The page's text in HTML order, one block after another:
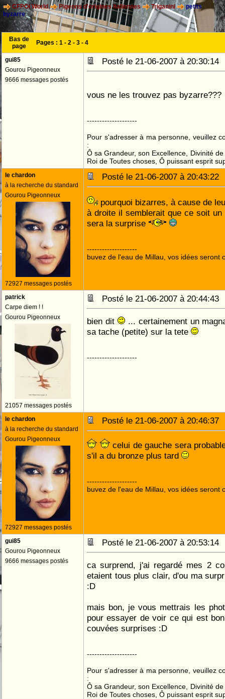
CFPOI World Pigeons d'origines Italiennes Triganini
petits
byzarre
Bas de
page
Pages : 1 - 2 - 3 - 4
gui85
Gourou Pigeonneux
9666 messages postés
Posté le 21-06-2007 à
vous ne les trouvez pas byzarre???
--------------------
Pour s'adresser à ma personne, veuillez
:
Ô sa Grandeur, son Excellence, Divinité
Roi de Toutes choses, Ô puissant esprit
le chardon
à la recherche du standard
Gourou Pigeonneux
72927 messages postés
Posté le 21-06-2007 à
pourquoi bizarres, à cause de
à droite il semblerait que ce soit
sera la surprise
--------------------
buvez de l'eau de Millau, vos idées seront
patrick
Carpe diem ! !
Gourou Pigeonneux
21057 messages postés
Posté le 21-06-2007 à
bien dit
... certainement un
sa tache (petite) sur la tete
--------------------
le chardon
à la recherche du standard
Gourou Pigeonneux
72927 messages postés
Posté le 21-06-2007 à
celui de gauche sera
s'il a du bronze plus tard
--------------------
buvez de l'eau de Millau, vos idées seront
gui85
Gourou Pigeonneux
9666 messages postés
Posté le 21-06-2007 à
ca surprend, j'ai regardé mes 2
etaient tous plus clair, d'ou ma
:D
mais bon, je vous mettrais les
pour essayer de voir ce qui est
couvées surprises :D
--------------------
Pour s'adresser à ma personne, veuillez
:
Ô sa Grandeur, son Excellence, Divinité
Roi de Toutes choses, Ô puissant esprit